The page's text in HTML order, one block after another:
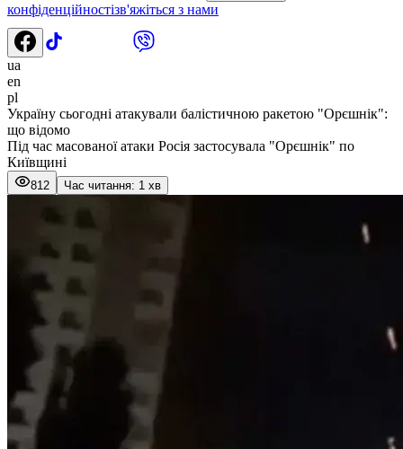
конфіденційностізв'яжіться з нами
ua
en
pl
Україну сьогодні атакували балістичною ракетою "Орєшнік":
що відомо
Під час масованої атаки Росія застосувала "Орєшнік" по
Київщині
812 Час читання: 1 хв